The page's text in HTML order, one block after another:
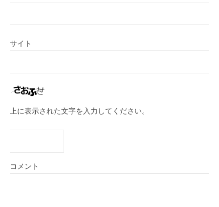
サイト
上に表示された文字を入力してください。
コメント